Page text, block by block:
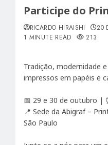
Participe do
RICARDO HIRAISHI
20
1 MINUTE READ
213
Tradição, modernidade
impressos em papéis e
📅 29 e 30 de outubro |
📍 Sede da Abigraf –
São Paulo